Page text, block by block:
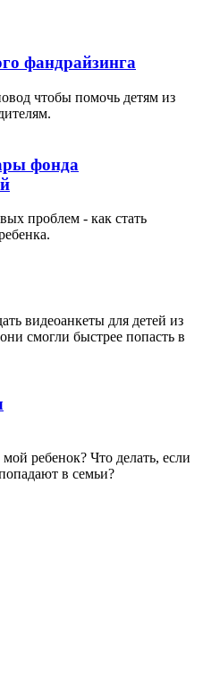
фандрайзинга
чтобы помочь детям из
фонда
проблем - как стать
видеоанкеты для детей из
смогли быстрее попасть в
ребенок? Что делать, если
в семьи?